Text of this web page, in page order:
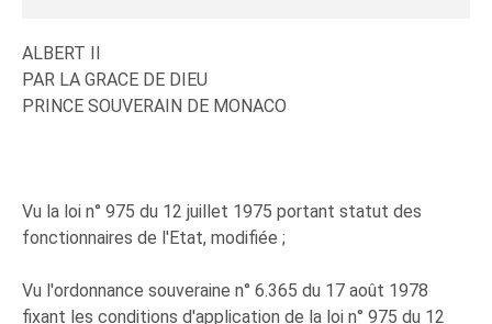
ALBERT II
PAR LA GRACE DE DIEU
PRINCE SOUVERAIN DE MONACO
Vu la loi n° 975 du 12 juillet 1975 portant statut des
fonctionnaires de l'Etat, modifiée ;
Vu l'ordonnance souveraine n° 6.365 du 17 août 1978
fixant les conditions d'application de la loi n° 975 du 12